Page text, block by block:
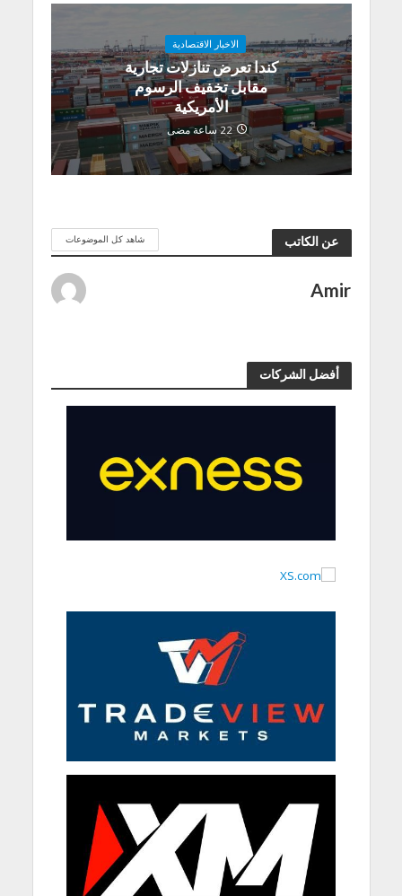
الاخبار الاقتصادية
كندا تعرض تنازلات تجارية
مقابل تخفيف الرسوم
الأمريكية
22 ساعة مضى
عن الكاتب شاهد كل الموضوعات
Amir
أفضل الشركات